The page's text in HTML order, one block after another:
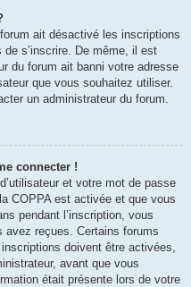
ait désactivé les inscriptions
s’inscrire. De même, il est
du forum ait banni votre adresse
que vous souhaitez utiliser.
un administrateur du forum.
connecter !
et votre mot de passe
COPPA est activée et que vous
pendant l’inscription, vous
reçues. Certains forums
doivent être activées,
avant que vous
était présente lors de votre